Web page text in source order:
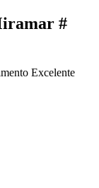
#
Excelente